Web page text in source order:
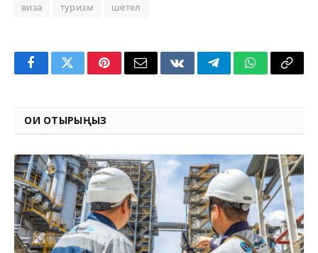
виза туризм шетел
FacebookTwitterPinterestEmail VKontakteTelegramWhatsApp
Copy
ОҚИ ОТЫРЫҢЫЗ